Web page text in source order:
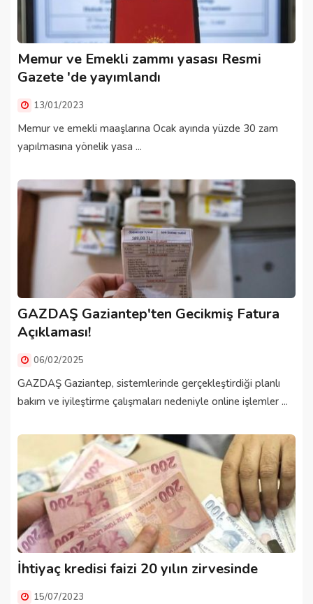
Memur ve Emekli zammı yasası Resmi
Gazete 'de yayımlandı
13/01/2023
Memur ve emekli maaşlarına Ocak ayında yüzde 30 zam
yapılmasına yönelik yasa ...
GAZDAŞ Gaziantep'ten Gecikmiş Fatura
Açıklaması!
06/02/2025
GAZDAŞ Gaziantep, sistemlerinde gerçekleştirdiği planlı
bakım ve iyileştirme çalışmaları nedeniyle online işlemler ...
İhtiyaç kredisi faizi 20 yılın zirvesinde
15/07/2023